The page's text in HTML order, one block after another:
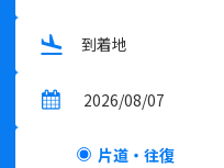
片道・往復